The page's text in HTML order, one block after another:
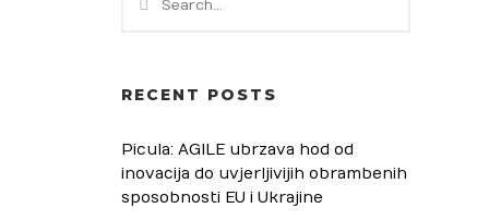
RECENT POSTS
Picula: AGILE ubrzava hod od
inovacija do uvjerljivijih obrambenih
sposobnosti EU i Ukrajine